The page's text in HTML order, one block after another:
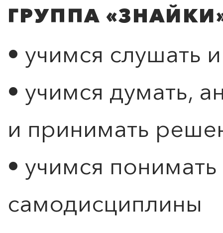
ГРУППА
• учимся слушать
• учимся думать,
и принимать
• учимся
самодисциплины